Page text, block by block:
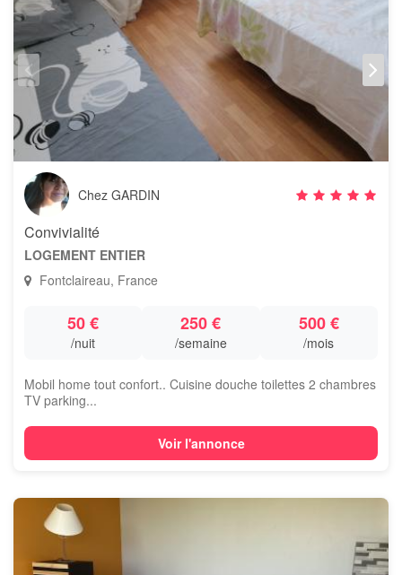
Chez GARDIN
Convivialité
LOGEMENT ENTIER
Fontclaireau, France
50 €
/nuit
250 €
/semaine
500 €
/mois
Mobil home tout confort.. Cuisine douche toilettes 2 chambres
TV parking...
Voir l'annonce